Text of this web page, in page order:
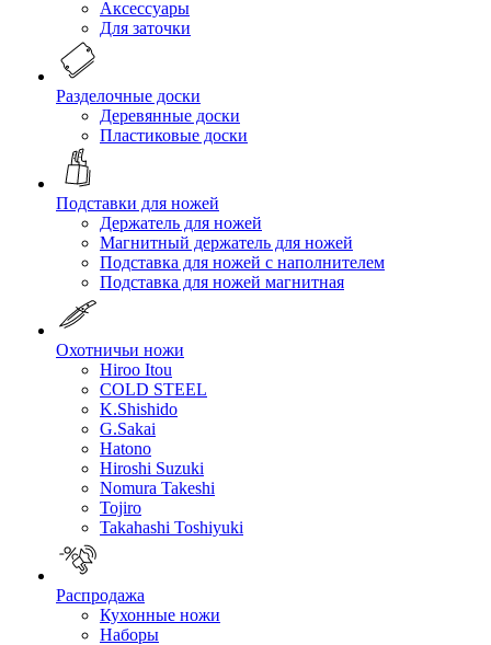
Аксессуары
Для заточки
Разделочные доски
Деревянные доски
Пластиковые доски
Подставки для ножей
Держатель для ножей
Магнитный держатель для ножей
Подставка для ножей с наполнителем
Подставка для ножей магнитная
Охотничьи ножи
Hiroo Itou
COLD STEEL
K.Shishido
G.Sakai
Hatono
Hiroshi Suzuki
Nomura Takeshi
Tojiro
Takahashi Toshiyuki
Распродажа
Кухонные ножи
Наборы